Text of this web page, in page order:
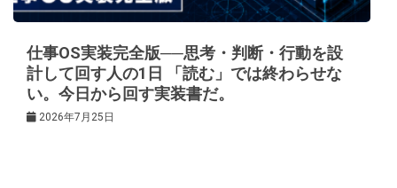
仕事OS実装完全版──思考・判断・行動を設
計して回す人の1日 「読む」では終わらせな
い。今日から回す実装書だ。
2026年7月25日